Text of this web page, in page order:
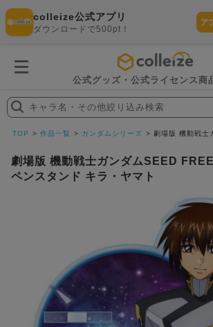
colleize公式アプリ
ダウンロードで500pt！
ア
公式グッズ・公式ライセンス商
探
す
セール
ランキン
グ
キャラ名・その他絞り込み検索
TOP 作品一覧 ガンダムシリーズ 劇場版 機動戦士
劇場版 機動戦士ガンダムSEED
ペンスタンド キラ・ヤマト